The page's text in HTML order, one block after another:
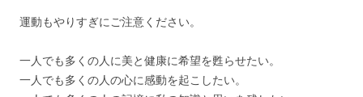
運動もやりすぎにご注意ください。
一人でも多くの人に美と健康に希望を甦らせたい。
一人でも多くの人の心に感動を起こしたい。